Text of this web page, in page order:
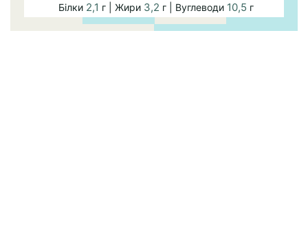
Білки 2,1 г | Жири 3,2 г | Вуглеводи 10,5 г